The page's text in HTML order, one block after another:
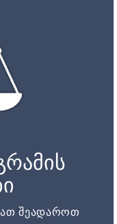
შეადაროთ